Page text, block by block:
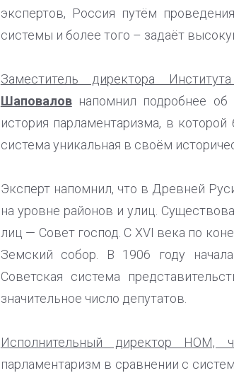
экспертов, Россия путём
системы и более того – задаёт
Заместитель директора
Шаповаловнапомнил подробнее об
история парламентаризма, в
система уникальная в своём
Эксперт напомнил, что в Древней
на уровне районов и улиц.
лиц — Совет господ. С XVI века по
Земский собор. В 1906 году
Советская система
значительное число депутатов.
Исполнительный директор
парламентаризм в сравнении с